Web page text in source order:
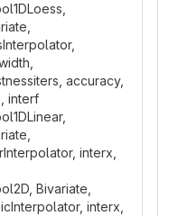
accuracy,
interf
interx,
Bivariate,
interx,